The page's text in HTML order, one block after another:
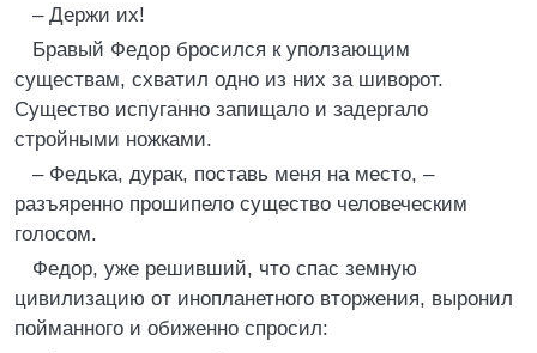
– Держи их!
Бравый Федор бросился к уползающим
существам, схватил одно из них за шиворот.
Существо испуганно запищало и задергало
стройными ножками.
– Федька, дурак, поставь меня на место, –
разъяренно прошипело существо человеческим
голосом.
Федор, уже решивший, что спас земную
цивилизацию от инопланетного вторжения, выронил
пойманного и обиженно спросил: